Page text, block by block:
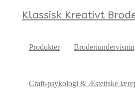
Klassisk Kreativt
Produkter
Craft-psykologi & Æstetiske